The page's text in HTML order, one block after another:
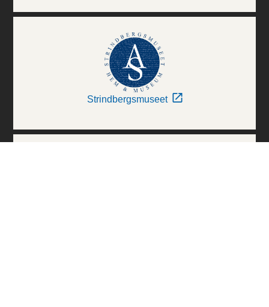
Strindbergsmuseet